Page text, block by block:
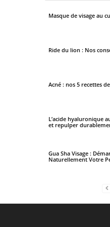
Masque de visage au
Ride du lion : Nos
Acné : nos 5 recettes
L’acide hyaluronique
et repulper
Gua Sha Visage :
Naturellement Votre